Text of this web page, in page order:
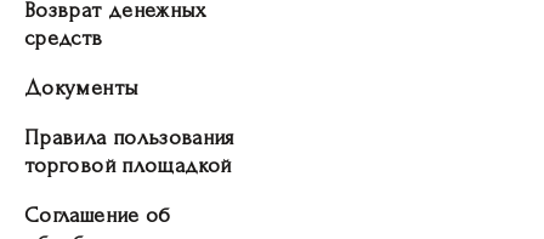
Возврат денежных
средств
Документы
Правила пользования
торговой площадкой
Соглашение об